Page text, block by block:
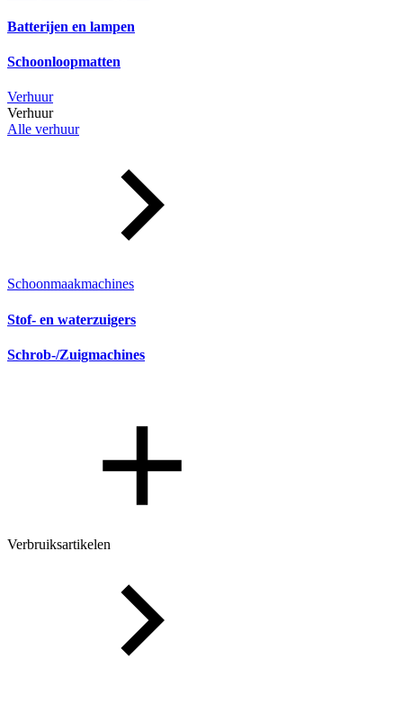
Batterijen en lampen
Schoonloopmatten
Verhuur
Verhuur
Alle verhuur
Schoonmaakmachines
Stof- en waterzuigers
Schrob-/Zuigmachines
Verbruiksartikelen